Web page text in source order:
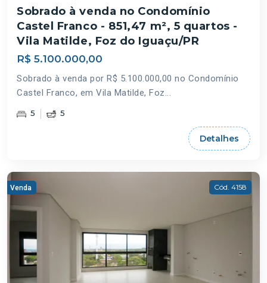
Sobrado à venda no Condomínio
Castel Franco - 851,47 m², 5 quartos -
Vila Matilde, Foz do Iguaçu/PR
R$ 5.100.000,00
Sobrado à venda por R$ 5.100.000,00 no Condomínio
Castel Franco, em Vila Matilde, Foz...
5 5
Detalhes
Venda Cód. 4158